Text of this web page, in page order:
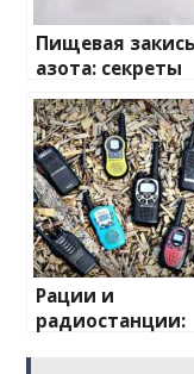
Пищевая закись
азота: секреты
применения и
преимущества
Рации и
радиостанции: